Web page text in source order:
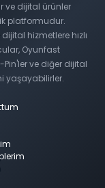
ve dijital ürünler
platformudur.
hizmetlere hızlı
Oyunfast
Pin'ler ve diğer dijital
yaşayabilirler.